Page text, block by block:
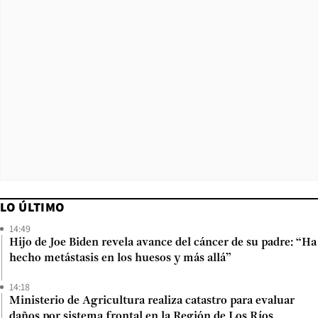
LO ÚLTIMO
14:49
Hijo de Joe Biden revela avance del cáncer de su padre: “Ha
hecho metástasis en los huesos y más allá”
14:18
Ministerio de Agricultura realiza catastro para evaluar